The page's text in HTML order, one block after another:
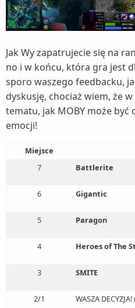
Jak Wy zapatrujecie się na
no i w końcu, która gra jest
sporo waszego feedbacku,
dyskusję, chociaż wiem, że
tematu, jak MOBY może być
emocji!
Miejsce
7
Battlerite
6 Gigantic
5 Paragon
4 Heroes of The
3 SMITE
2/1 WASZA DECYZJA!